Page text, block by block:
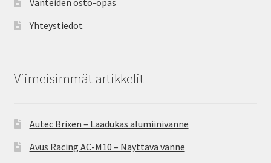
Yhteystiedot
Viimeisimmät artikkelit
Autec Brixen – Laadukas alumiinivanne
Avus Racing AC-M10 – Näyttävä vanne